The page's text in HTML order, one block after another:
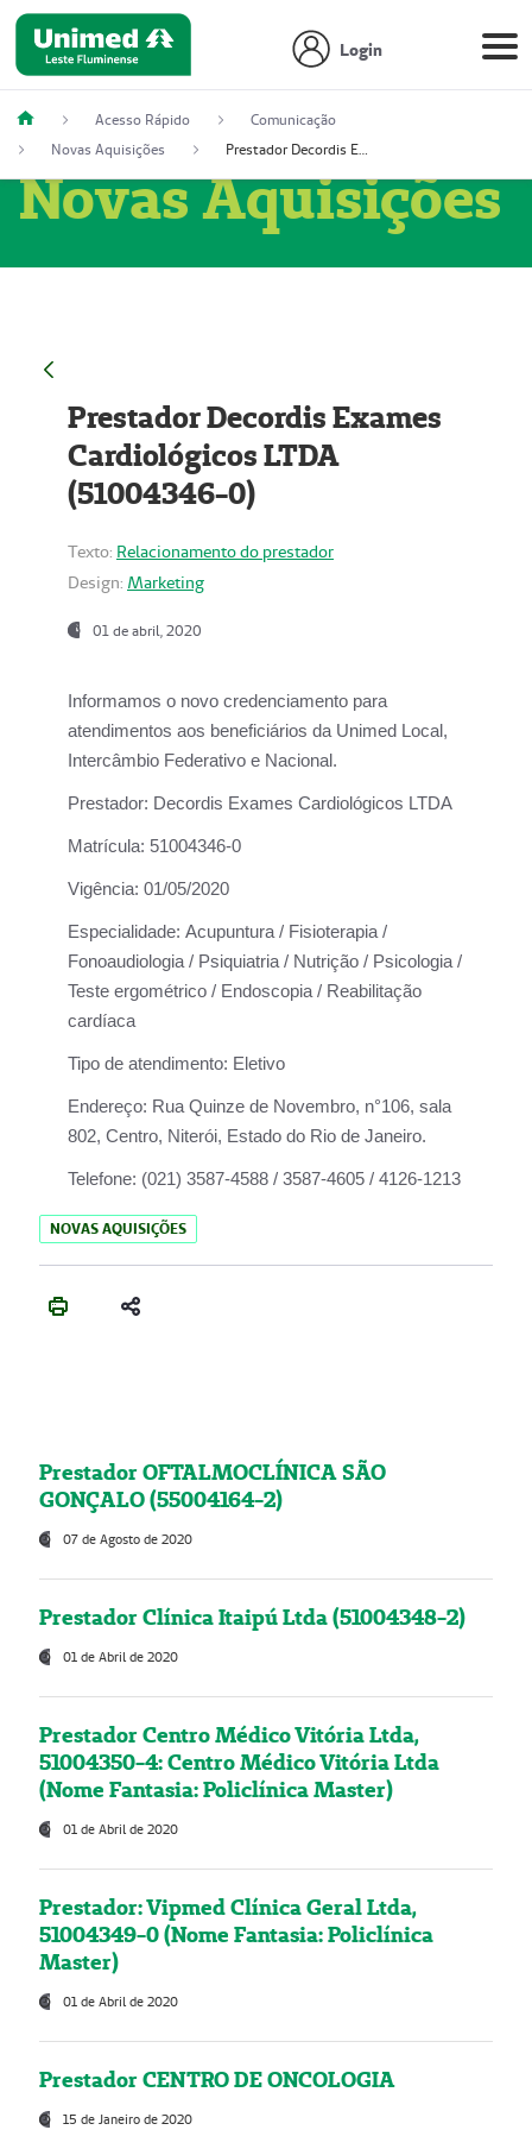
Login
Acesso Rápido
Comunicação
Novas Aquisições
Prestador Decordis Exames Cardiológicos LTDA (51004346-0)
Novas Aquisições
Prestador Decordis Exames
Cardiológicos LTDA
(51004346-0)
Texto: Relacionamento do prestador
Design: Marketing
01 de abril, 2020
Informamos o novo credenciamento para
atendimentos aos beneficiários da Unimed Local,
Intercâmbio Federativo e Nacional.
Prestador: Decordis Exames Cardiológicos LTDA
Matrícula: 51004346-0
Vigência: 01/05/2020
Especialidade: Acupuntura / Fisioterapia /
Fonoaudiologia / Psiquiatria / Nutrição / Psicologia /
Teste ergométrico / Endoscopia / Reabilitação
cardíaca
Tipo de atendimento: Eletivo
Endereço: Rua Quinze de Novembro, n°106, sala
802, Centro, Niterói, Estado do Rio de Janeiro.
Telefone: (021) 3587-4588 / 3587-4605 / 4126-1213
NOVAS AQUISIÇÕES
Prestador OFTALMOCLÍNICA SÃO
GONÇALO (55004164-2)
07 de Agosto de 2020
Prestador Clínica Itaipú Ltda (51004348-2)
01 de Abril de 2020
Prestador Centro Médico Vitória Ltda,
51004350-4: Centro Médico Vitória Ltda
(Nome Fantasia: Policlínica Master)
01 de Abril de 2020
Prestador: Vipmed Clínica Geral Ltda,
51004349-0 (Nome Fantasia: Policlínica
Master)
01 de Abril de 2020
Prestador CENTRO DE ONCOLOGIA
15 de Janeiro de 2020